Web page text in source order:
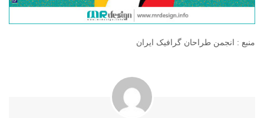
منبع : انجمن طراحان گرافیک ایران